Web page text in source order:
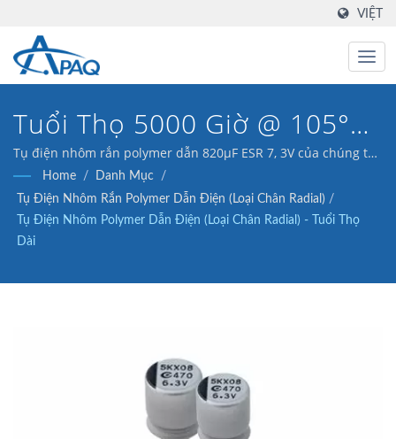
VIỆT
Tuổi Thọ 5000 Giờ @ 105°C
Hàng Đầu Trong Ngành Cho
Máy Chủ, Viễn Thông & Bộ
Điều Khiển LED.
Tụ điện nhôm rắn polymer dẫn 820μF ESR 7, 3V của chúng tôi
(Loại chân radial) được thiết kế để đáp ứng các bộ chuyển đổi
DC-DC, bộ điều chỉnh điện áp và ứng dụng lọc.
Home / Danh Mục
/
Tụ Điện Nhôm Rắn Polymer Dẫn Điện (Loại Chân Radial) /
Tụ Điện Nhôm Polymer Dẫn Điện (Loại Chân Radial) - Tuổi Thọ
Dài